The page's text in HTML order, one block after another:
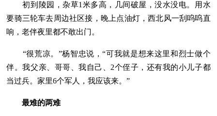
初到陵园，杂草1米多高，几间破屋，没水没电。用水
要骑三轮车去周边社区接，晚上点油灯，西北风一刮呜呜直
响，老伴夜里都不敢出门。
“很荒凉。”杨智忠说，“可我就是想来这里和烈士做个
伴。我父亲、哥哥、我自己、2个侄子，还有我的小儿子都
当过兵。家里6个军人，我应该来。”
最难的两难